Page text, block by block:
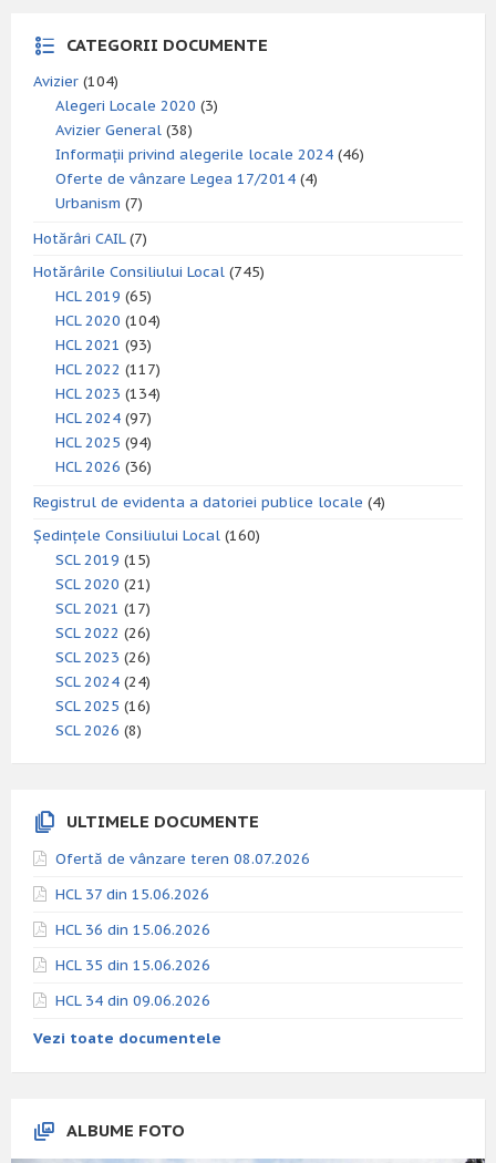
CATEGORII DOCUMENTE
Avizier (104)
Alegeri Locale 2020 (3)
Avizier General (38)
Informații privind alegerile locale 2024 (46)
Oferte de vânzare Legea 17/2014 (4)
Urbanism (7)
Hotărâri CAIL(7)
Hotărârile Consiliului Local (745)
HCL 2019 (65)
HCL 2020 (104)
HCL 2021 (93)
HCL 2022 (117)
HCL 2023 (134)
HCL 2024 (97)
HCL 2025 (94)
HCL 2026 (36)
Registrul de evidenta a datoriei publice locale (4)
Ședințele Consiliului Local (160)
SCL 2019 (15)
SCL 2020 (21)
SCL 2021 (17)
SCL 2022 (26)
SCL 2023 (26)
SCL 2024 (24)
SCL 2025 (16)
SCL 2026 (8)
ULTIMELE DOCUMENTE
Ofertă de vânzare teren 08.07.2026
HCL 37 din 15.06.2026
HCL 36 din 15.06.2026
HCL 35 din 15.06.2026
HCL 34 din 09.06.2026
Vezi toate documentele
ALBUME FOTO